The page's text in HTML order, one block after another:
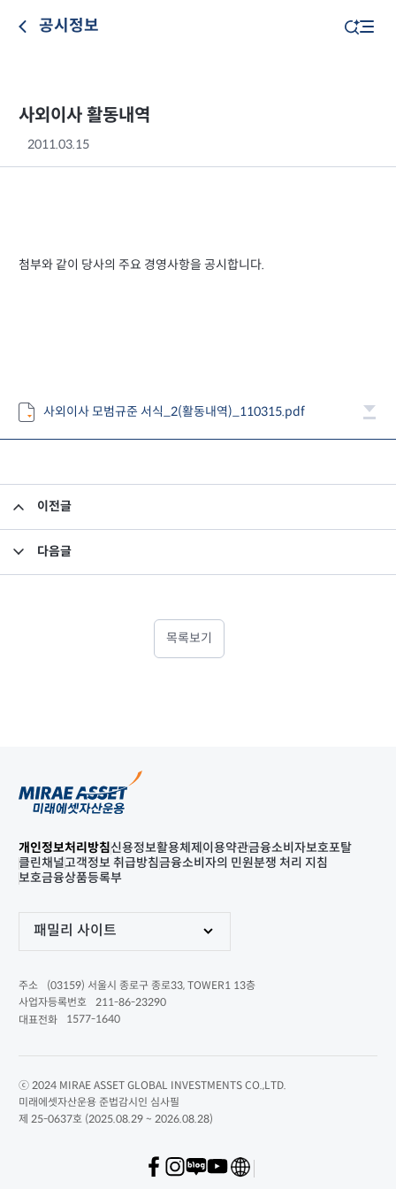
공시정보
사외이사 활동내역
2011.03.15
첨부와 같이 당사의 주요 경영사항을 공시합니다.
사외이사 모범규준 서식_2(활동내역)_110315.pdf
이전글
다음글
목록보기
개인정보처리방침신용정보활용체제 이용약관금융소비자보호포탈
클린채널고객정보 취급방침금융소비자의 민원분쟁 처리 지침
보호금융상품등록부
패밀리 사이트
주소
(03159) 서울시 종로구 종로33, TOWER1 13층
사업자등록번호
211-86-23290
대표전화
1577-1640
ⓒ 2024 MIRAE ASSET GLOBAL INVESTMENTS CO.,LTD.
미래에셋자산운용 준법감시인 심사필
제 25-0637호 (2025.08.29 ~ 2026.08.28)